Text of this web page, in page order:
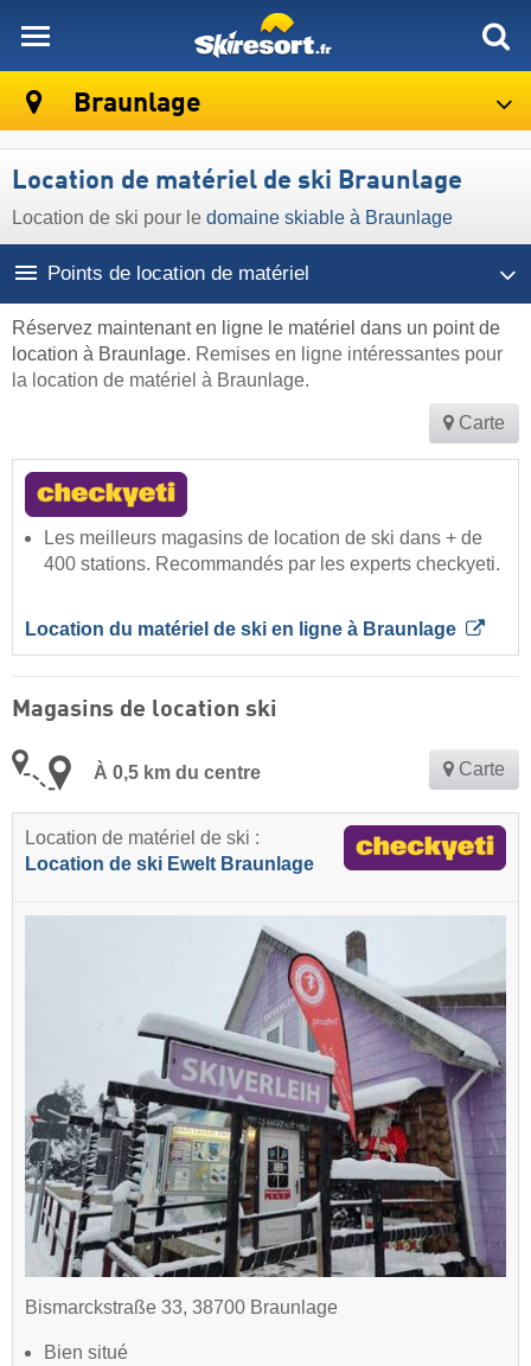
Braunlage
Location de matériel de ski Braunlage
Location de ski pour le domaine skiable à Braunlage
Points de location de matériel
Réservez maintenant en ligne le matériel dans un point de
location à Braunlage. Remises en ligne intéressantes pour
la location de matériel à Braunlage.
Carte
Les meilleurs magasins de location de ski dans + de
400 stations. Recommandés par les experts checkyeti.
Location du matériel de ski en ligne à Braunlage
Magasins de location ski
À 0,5 km du centre Carte
Location de matériel de ski :
Location de ski Ewelt Braunlage
Bismarckstraße 33, 38700 Braunlage
Bien situé